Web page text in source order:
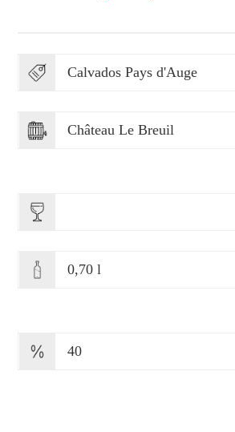
Calvados Pays d'Auge
Château Le Breuil
0,70 l
40